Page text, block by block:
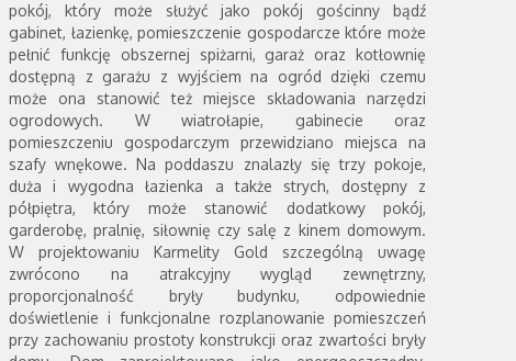
pokój, który może służyć jako pokój gościnny bądź
gabinet, łazienkę, pomieszczenie gospodarcze które może
pełnić funkcję obszernej spiżarni, garaż oraz kotłownię
dostępną z garażu z wyjściem na ogród dzięki czemu
może ona stanowić też miejsce składowania narzędzi
ogrodowych. W wiatrołapie, gabinecie oraz
pomieszczeniu gospodarczym przewidziano miejsca na
szafy wnękowe. Na poddaszu znalazły się trzy pokoje,
duża i wygodna łazienka a także strych, dostępny z
półpiętra, który może stanowić dodatkowy pokój,
garderobę, pralnię, siłownię czy salę z kinem domowym.
W projektowaniu Karmelity Gold szczególną uwagę
zwrócono na atrakcyjny wygląd zewnętrzny,
proporcjonalność bryły budynku, odpowiednie
doświetlenie i funkcjonalne rozplanowanie pomieszczeń
przy zachowaniu prostoty konstrukcji oraz zwartości bryły